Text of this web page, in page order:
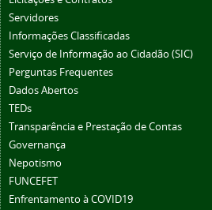
Servidores
Informações Classificadas
Serviço de Informação ao Cidadão (SIC)
Perguntas Frequentes
Dados Abertos
TEDs
Transparência e Prestação de Contas
Governança
Nepotismo
FUNCEFET
Enfrentamento à COVID19